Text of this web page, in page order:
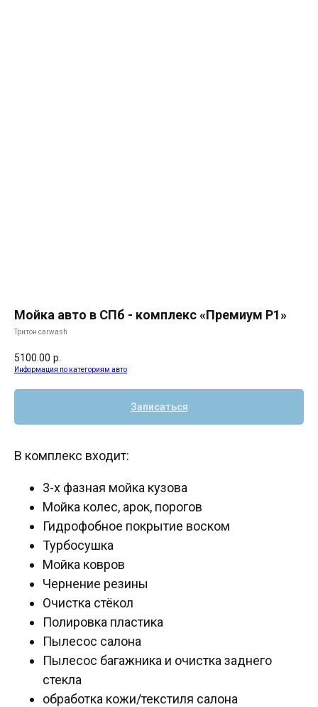
Мойка авто в СПб - комплекс «Премиум P1»
Тритон carwash
5100.00 р.
Информация по категориям авто
Записаться
В комплекс входит:
3-х фазная мойка кузова
Мойка колес, арок, порогов
Гидрофобное покрытие воском
Турбосушка
Мойка ковров
Чернение резины
Очистка стёкол
Полировка пластика
Пылесос салона
Пылесос багажника и очистка заднего
стекла
обработка кожи/текстиля салона